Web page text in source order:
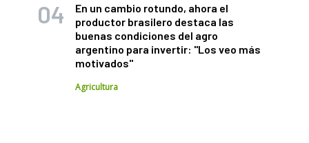
En un cambio rotundo, ahora el
productor brasilero destaca las
buenas condiciones del agro
argentino para invertir: "Los veo más
motivados"
Agricultura